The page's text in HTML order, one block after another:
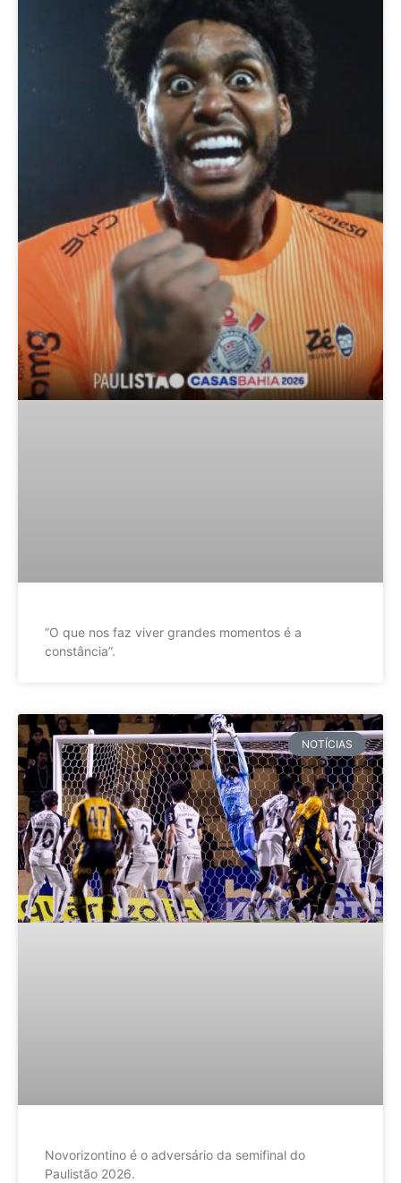
”O que nos faz viver grandes momentos é a
constância”.
NOTÍCIAS
Novorizontino é o adversário da semifinal do
Paulistão 2026.